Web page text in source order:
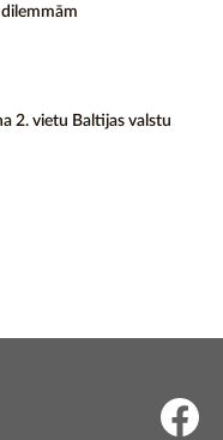
2. vietu Baltijas valstu